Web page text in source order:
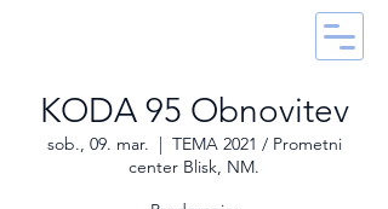
KODA 95 Obnovitev
sob., 09. mar.
  |
TEMA 2021 / Prometni
center Blisk, NM.